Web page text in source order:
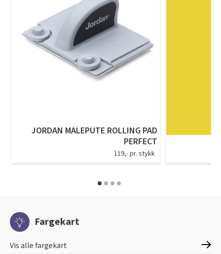
JORDAN MALEPUTE ROLLING PAD
PERFECT
119,- pr. stykk
Fargekart
Vis alle fargekart